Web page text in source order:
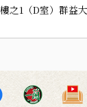
之1（D室）群益